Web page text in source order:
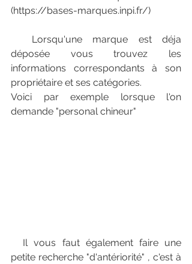
(https://bases-marques.inpi.fr/)
déposée vous trouvez les
informations correspondants à son
propriétaire et ses catégories.
Voici par exemple lorsque l'on
demande "personal chineur"
petite recherche "d'antériorité" , c'est à